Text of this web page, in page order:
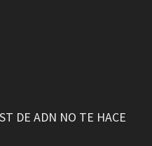
DE ADN NO TE HACE